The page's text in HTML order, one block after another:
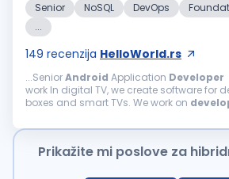
Senior NoSQL DevOps
...
149 recenzija HelloWorld.rs
...SeniorAndroid Application Developer
work In digital TV, we create software for
boxes and smart TVs. We work on
AndroidTV, Linux...
Prikažite mi poslove za